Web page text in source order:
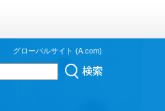
グローバルサイト (A.com)